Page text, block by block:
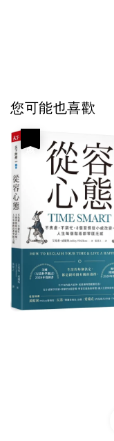
您可能也喜歡